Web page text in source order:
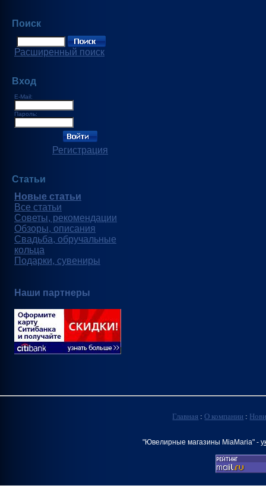
Поиск
Расширенный поиск
Вход
E-Mail:
Пароль:
Регистрация
Статьи
Новые статьи
Все статьи
Советы, рекомендации
Обзоры, описания
Свадьба, обручальные
кольца
Подарки, сувениры
Наши партнеры
Главная :О компании :
"Ювелирные магазины MiaMaria" -